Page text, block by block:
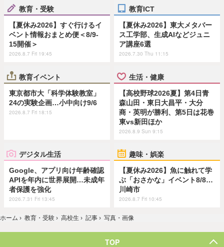
教育・受験
【夏休み2026】すぐ行けるイ
ベント情報おまとめ便＜8/9-
15開催＞
2026.8.7 Fri 19:45
教育ICT
【夏休み2026】東大メタバー
ス工学部、生成AIなどジュニ
ア講座6選
2026.7.30 Thu 11:15
教育イベント
東京都市大「科学体験教室」
24の実験企画…小中向け9/6
2026.8.7 Fri 18:15
生活・健康
【高校野球2026夏】第4日青
森山田・東日大昌平・大分
商・英明が勝利、第5日は花巻
東vs新田ほか
2026.8.9 Sun 9:15
デジタル生活
Google、アプリ向け年齢確認
APIを年内に世界展開…未成年
者保護を強化
2026.7.31 Fri 13:45
趣味・娯楽
【夏休み2026】魚に触れて学
ぶ「おさかな」イベント8/8…
川崎市
2026.8.7 Fri 10:45
ホーム › 教育・受験 › 高校生 › 記事 › 写真・画像
TOP